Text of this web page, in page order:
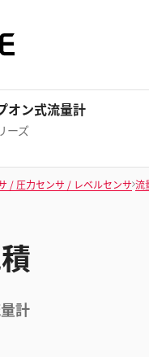
オン式流量計
ーズ
/ 圧力センサ / レベルセンサ 流
計